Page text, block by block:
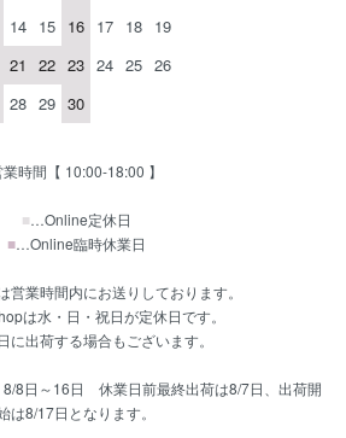
14 15 16 17 18 19
21 22 23 24 25 26
28 29 30
時間【 10:00-18:00 】
■…Online定休日
■…Online臨時休業日
営業時間内にお送りしております。
は水・日・祝日が定休日です。
に出荷する場合もございます。
8日～16日 休業日前最終出荷は8/7日、出荷開
は8/17日となります。